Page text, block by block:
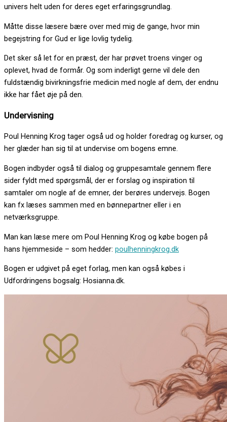
univers helt uden for deres eget erfaringsgrundlag.
Måtte disse læsere bære over med mig de gange, hvor min
begejstring for Gud er lige lovlig tydelig.
Det sker så let for en præst, der har prøvet troens vinger og
oplevet, hvad de formår. Og som inderligt gerne vil dele den
fuldstændig bivirkningsfrie medicin med nogle af dem, der endnu
ikke har fået øje på den.
Undervisning
Poul Henning Krog tager også ud og holder foredrag og kurser, og
her glæder han sig til at undervise om bogens emne.
Bogen indbyder også til dialog og gruppesamtale gennem flere
sider fyldt med spørgsmål, der er forslag og inspiration til
samtaler om nogle af de emner, der berøres undervejs. Bogen
kan fx læses sammen med en bønnepartner eller i en
netværksgruppe.
Man kan læse mere om Poul Henning Krog og købe bogen på
hans hjemmeside – som hedder: poulhenningkrog.dk
Bogen er udgivet på eget forlag, men kan også købes i
Udfordringens bogsalg: Hosianna.dk.